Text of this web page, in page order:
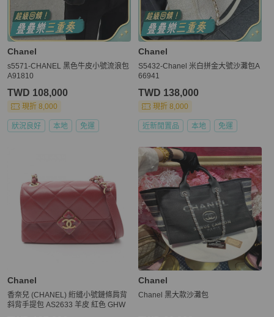
Chanel
s5571-CHANEL 黑色牛皮小號流浪包
A91810
TWD 108,000
現折 8,000
狀況良好 本地 免運
Chanel
S5432-Chanel 米白拼金大號沙灘包A
66941
TWD 138,000
現折 8,000
近新閒置品 本地 免運
Chanel
香奈兒 (CHANEL) 絎縫小號鏈條肩背
斜背手提包 AS2633 羊皮 紅色 GHW
Chanel
Chanel 黑大款沙灘包